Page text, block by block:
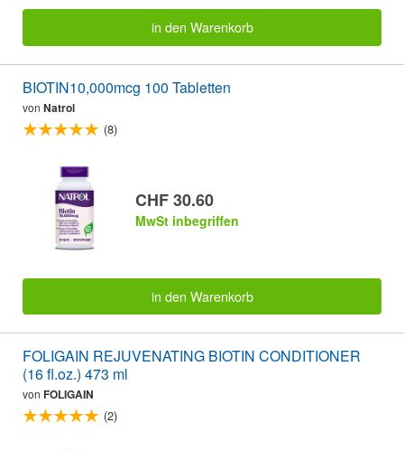
in den Warenkorb
BIOTIN10,000mcg 100 Tabletten
von Natrol
(8)
CHF 30.60
MwSt inbegriffen
in den Warenkorb
FOLIGAIN REJUVENATING BIOTIN CONDITIONER
(16 fl.oz.) 473 ml
von FOLIGAIN
(2)